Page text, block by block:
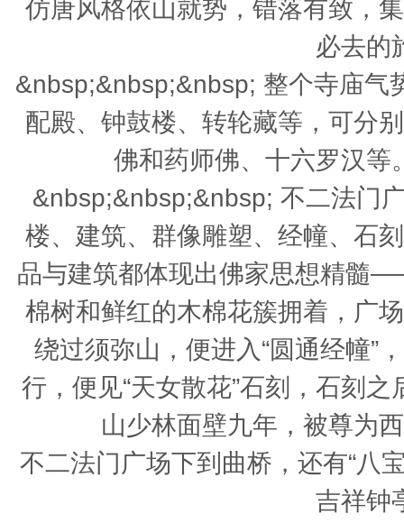
仿唐风格依山就势，错落有致，
必去的
&nbsp;&nbsp;&nbsp; 整个寺庙气
配殿、钟鼓楼、转轮藏等，可分
佛和药师佛、十六罗汉等
&nbsp;&nbsp;&nbsp; 不二法门
楼、建筑、群像雕塑、经幢、石
品与建筑都体现出佛家思想精髓
棉树和鲜红的木棉花簇拥着，广
绕过须弥山，便进入“圆通经幢”
行，便见“天女散花”石刻，石刻
山少林面壁九年，被尊为
不二法门广场下到曲桥，还有“八
吉祥钟